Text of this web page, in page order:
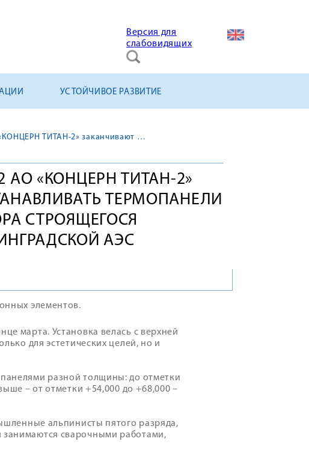
Версия для
слабовидящих
УСТОЙЧИВОЕ РАЗВИТИЕ
Сотрудники СМУ-2 АО «КОНЦЕРН ТИТАН-2» заканчивают устанавливать термопанели на здание реактора строящегося энергоблока Ленинградской АЭС
АО «КОНЦЕРН ТИТАН-2»
ТЕРМОПАНЕЛИ
СТРОЯЩЕГОСЯ
АЭС
элементов.
марта. Установка велась с верхней
для эстетических целей, но и
разной толщины: до отметки
– от отметки +54,000 до +68,000 –
альпинисты пятого разряда,
сварочными работами,